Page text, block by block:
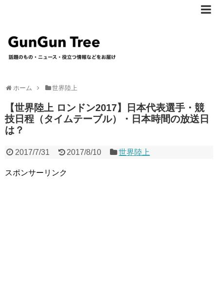
ホーム 世界陸上
【世界陸上 ロンドン2017】日本代表選手・競
技日程（タイムテーブル）・日本時間の放送日
は？
2017/7/31 2017/8/10 世界陸上
スポンサーリンク